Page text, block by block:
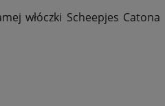
włóczki Scheepjes Catona